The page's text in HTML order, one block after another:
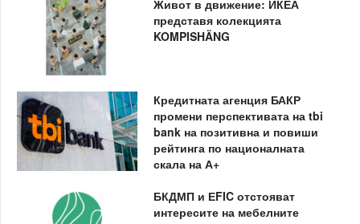
Живот в движение: ИКЕА
представя колекцията
KOMPISHÄNG
Кредитната агенция БАКР
промени перспективата на tbi
bank на позитивна и повиши
рейтинга по националната
скала на А+
БКДМП и ЕFIC отстояват
интересите на мебелните